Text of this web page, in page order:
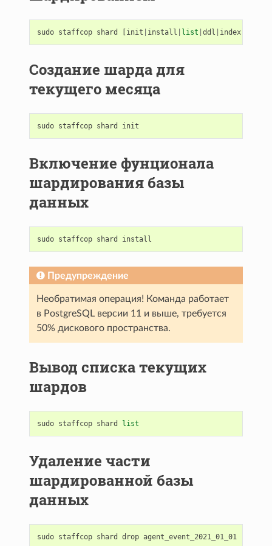
sudo staffcop shard [init install list |ddl index
Создание шарда для
текущего месяца
sudo staffcop shard init
Включение фунционала
шардирования базы
данных
sudo staffcop shard install
Предупреждение
Необратимая операция! Команда работает
в PostgreSQL версии 11 и выше, требуется
50% дискового пространства.
Вывод списка текущих
шардов
sudo staffcop shard list
Удаление части
шардированной базы
данных
sudo staffcop shard drop agent_event_2021_01_01